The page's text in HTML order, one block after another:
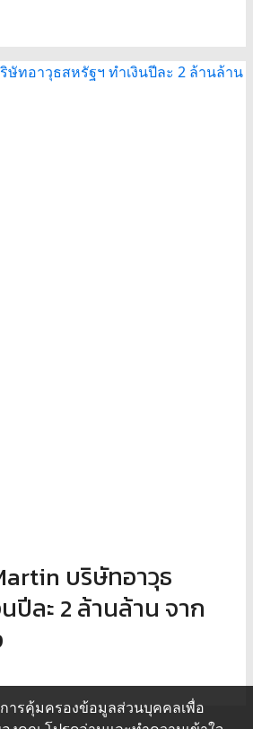
บริษัทอาวุธ
ปีละ 2 ล้านล้าน จาก
การคุ้มครองข้อมูลส่วนบุคคลเพื่อ